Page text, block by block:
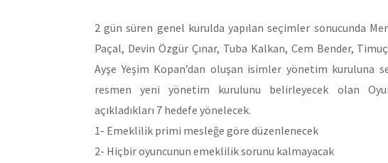
2 gün süren genel kurulda yapılan seçimler sonucunda
Paçal, Devin Özgür Çınar, Tuba Kalkan, Cem Bender,
Ayşe Yeşim Kopan’dan oluşan isimler yönetim kuruluna
resmen yeni yönetim kurulunu belirleyecek olan
açıkladıkları 7 hedefe yönelecek.
1- Emeklilik primi mesleğe göre düzenlenecek
2- Hiçbir oyuncunun emeklilik sorunu kalmayacak